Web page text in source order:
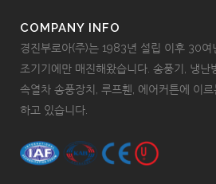
COMPANY INFO
경진부로아(주)는 1983년 설립 이후 30
조기기에만 매진해왔습니다. 송풍기, 냉난
속열차 송풍장치, 루프휀, 에어커튼에 이
하고 있습니다.